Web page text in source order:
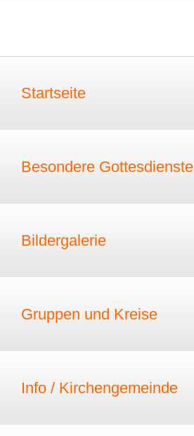
Startseite
Besondere Gottesdienste
Bildergalerie
Gruppen und Kreise
Info / Kirchengemeinde